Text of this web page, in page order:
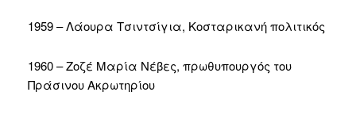
1959 – Λάουρα Τσιντσίγια, Κοσταρικανή πολιτικός
1960 – Ζοζέ Μαρία Νέβες, πρωθυπουργός του
Πράσινου Ακρωτηρίου